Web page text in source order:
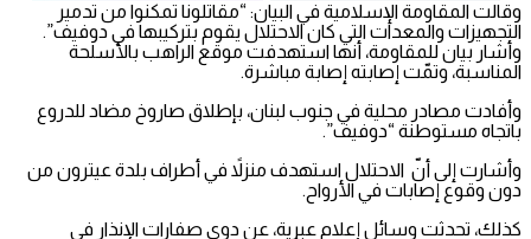
وقالت المقاومة الإسلامية في البيان: “مقاتلونا تمكنوا من تدمير
‏التجهيزات والمعدات التي كان الاحتلال يقوم بتركيبها في دوفيف”.
وأشار بيان للمقاومة، أنها استهدفت موقع الراهب‎ ‎بالأسلحة
المناسبة، وتمّت إصابته إصابة ‏مباشرة.
وأفادت مصادر محلية في جنوب لبنان، بإطلاق صاروخ مضاد للدروع
باتجاه مستوطنة “دوفيف”.
وأشارت إلى أنّ الاحتلال استهدف منزلاً في أطراف بلدة عيترون من
دون وقوع إصابات في الأرواح.
كذلك، تحدثت وسائل إعلام عبرية، عن دوي صفارات الإنذار في